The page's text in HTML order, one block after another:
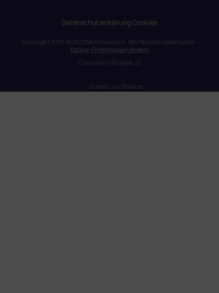
DatenschutzerklärungCookies
Erstellt von Shoptet
Copyright 2026 RUSCONA Österreich. Alle Rechte vorbehalten.
Cookie-Einstellungen ändern
Created byShoptak.cz